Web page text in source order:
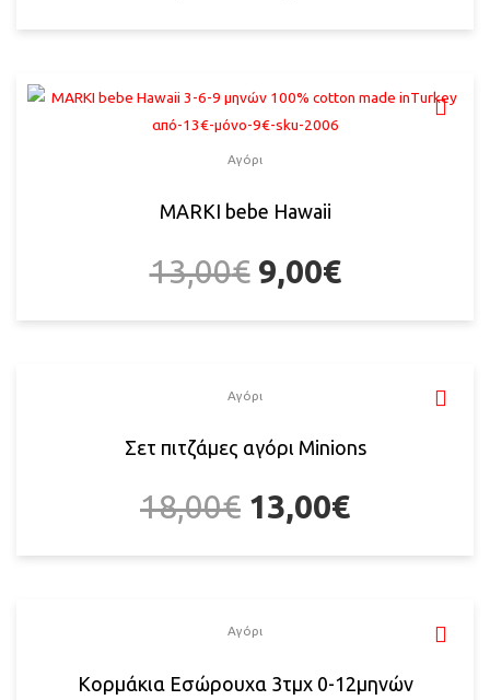
Αγόρι
MARKI bebe Hawaii
13,00€ 9,00€
Αγόρι
Σετ πιτζάμες αγόρι Minions
18,00€ 13,00€
Αγόρι
Κορμάκια Εσώρουχα 3τμχ 0-12μηνών